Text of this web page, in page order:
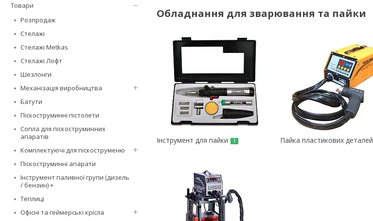
Товари
Розпродаж
Стелажі
Стелажі Metkas
Стелажі Лофт
Шезлонги
Механізація виробництва
Батути
Піскоструминні пістолети
Сопла для піскоструминних
апаратів
Комплектуючі для піскоструменю
Піскоструминні апарати
Інструмент паливної групи (дизель
/ бензин) +
Теплиці
Офісні та геймерські крісла
Обладнання для зварювання та пайки
Інструмент для пайки 1 Пайка пластикових деталей